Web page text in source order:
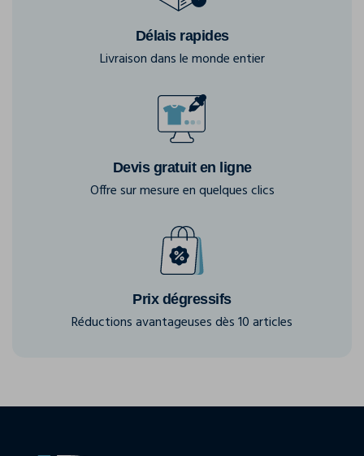
Délais rapides
Livraison dans le monde entier
Devis gratuit en ligne
Offre sur mesure en quelques clics
Prix dégressifs
Réductions avantageuses dès 10 articles